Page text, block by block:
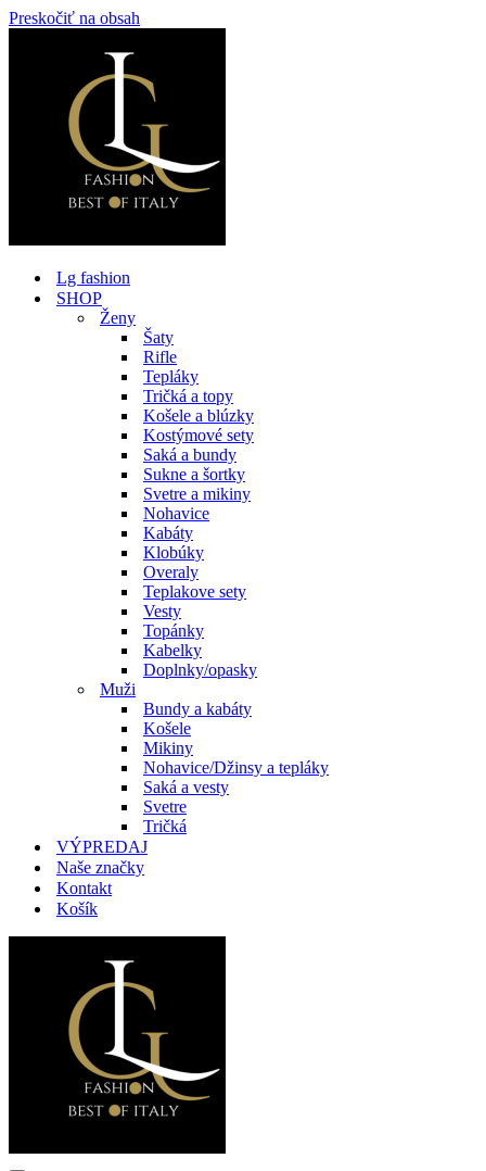
Preskočiť na obsah
Lg fashion
SHOP
Ženy
Šaty
Rifle
Tepláky
Tričká a topy
Košele a blúzky
Kostýmové sety
Saká a bundy
Sukne a šortky
Svetre a mikiny
Nohavice
Kabáty
Klobúky
Overaly
Teplakove sety
Vesty
Topánky
Kabelky
Doplnky/opasky
Muži
Bundy a kabáty
Košele
Mikiny
Nohavice/Džinsy a tepláky
Saká a vesty
Svetre
Tričká
VÝPREDAJ
Naše značky
Kontakt
Košík